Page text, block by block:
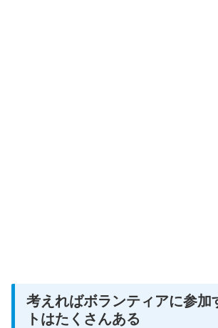
考えればボランティアに参加
トはたくさんある